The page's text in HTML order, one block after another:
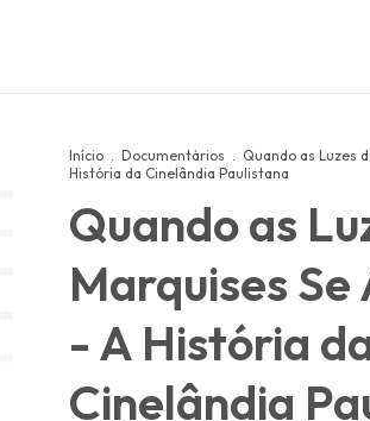
Início . Documentários . Quando as Luzes
História da Cinelândia Paulistana
Quando as
Marquises
- A História
Cinelândia